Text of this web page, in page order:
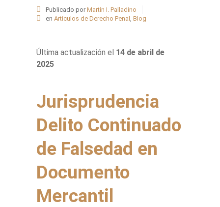
Publicado por Martín I. Palladino
en Artículos de Derecho Penal , Blog
Última actualización el 14 de abril de
2025
Jurisprudencia
Delito Continuado
de Falsedad en
Documento
Mercantil